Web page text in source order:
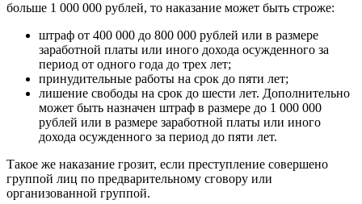
больше 1 000 000 рублей, то наказание может быть строже:
штраф от 400 000 до 800 000 рублей или в размере
заработной платы или иного дохода осужденного за
период от одного года до трех лет;
принудительные работы на срок до пяти лет;
лишение свободы на срок до шести лет. Дополнительно
может быть назначен штраф в размере до 1 000 000
рублей или в размере заработной платы или иного
дохода осужденного за период до пяти лет.
Такое же наказание грозит, если преступление совершено
группой лиц по предварительному сговору или
организованной группой.